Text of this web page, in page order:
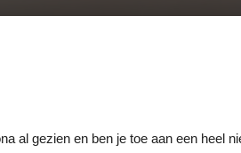
al gezien en ben je toe aan een heel